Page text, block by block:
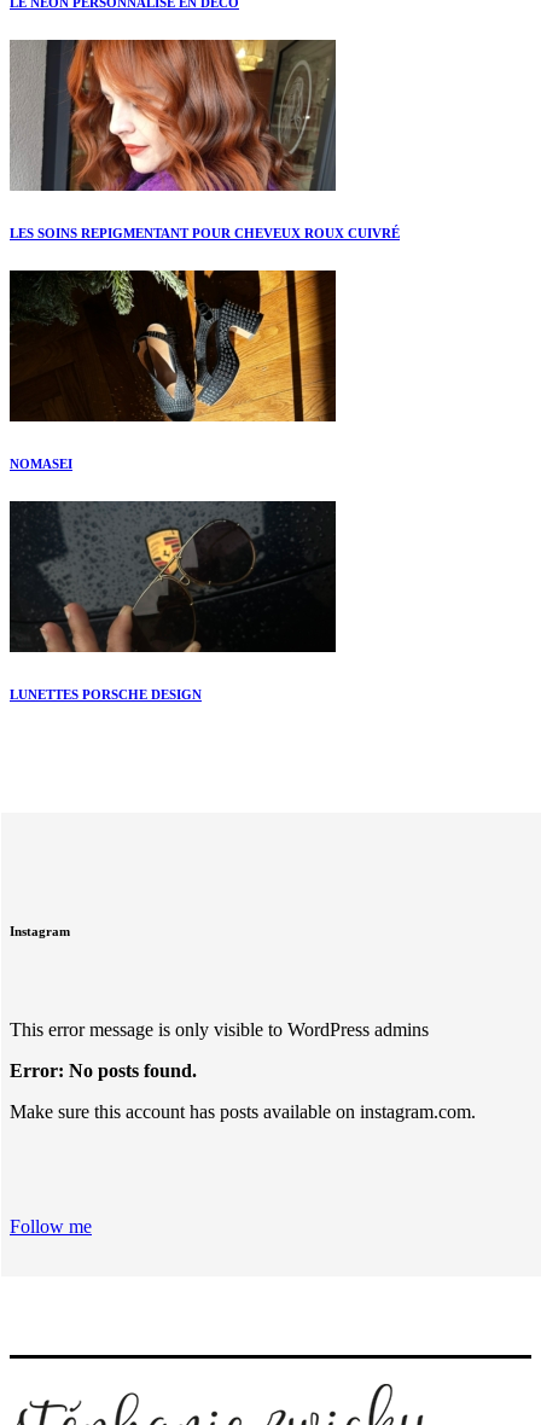
LES SOINS REPIGMENTANT POUR CHEVEUX ROUX CUIVRÉ
NOMASEI
LUNETTES PORSCHE DESIGN
Instagram
This error message is only visible to WordPress admins
Error: No posts found.
Make sure this account has posts available on instagram.com.
Follow me